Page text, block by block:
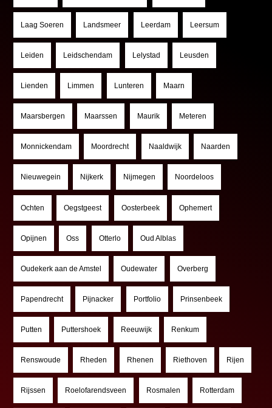
Laag Soeren Landsmeer Leerdam Leersum
Leiden Leidschendam Lelystad Leusden
Lienden Limmen Lunteren Maarn
Maarsbergen Maarssen Maurik Meteren
Monnickendam Moordrecht Naaldwijk Naarden
Nieuwegein Nijkerk Nijmegen Noordeloos
Ochten Oegstgeest Oosterbeek Ophemert
Opijnen Oss Otterlo Oud Alblas
Oudekerk aan de Amstel Oudewater Overberg
Papendrecht Pijnacker Portfolio Prinsenbeek
Putten Puttershoek Reeuwijk Renkum
Renswoude Rheden Rhenen Riethoven Rijen
Rijssen Roelofarendsveen Rosmalen Rotterdam